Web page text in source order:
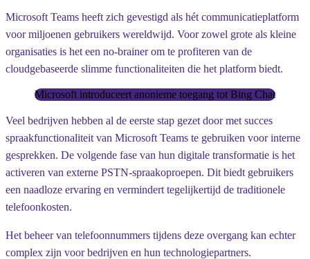
Microsoft Teams heeft zich gevestigd als hét communicatieplatform
voor miljoenen gebruikers wereldwijd. Voor zowel grote als kleine
organisaties is het een no-brainer om te profiteren van de
cloudgebaseerde slimme functionaliteiten die het platform biedt.
Microsoft introduceert anonieme toegang tot Bing Chat
Veel bedrijven hebben al de eerste stap gezet door met succes
spraakfunctionaliteit van Microsoft Teams te gebruiken voor interne
gesprekken. De volgende fase van hun digitale transformatie is het
activeren van externe PSTN-spraakoproepen. Dit biedt gebruikers
een naadloze ervaring en vermindert tegelijkertijd de traditionele
telefoonkosten.
Het beheer van telefoonnummers tijdens deze overgang kan echter
complex zijn voor bedrijven en hun technologiepartners.